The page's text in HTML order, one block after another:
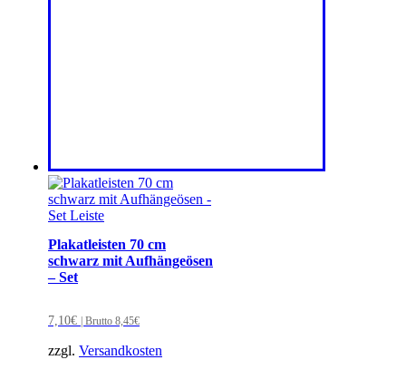
Plakatleisten 70 cm
schwarz mit Aufhängeösen
– Set
7,10€ | Brutto 8,45€
zzgl. Versandkosten